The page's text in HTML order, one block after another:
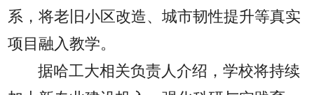
系，将老旧小区改造、城市韧性提升等真实
项目融入教学。
据哈工大相关负责人介绍，学校将持续